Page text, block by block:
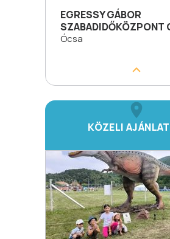
EGRESSY GÁBOR
SZABADIDŐKÖZPONT
Ócsa
KÖZELI